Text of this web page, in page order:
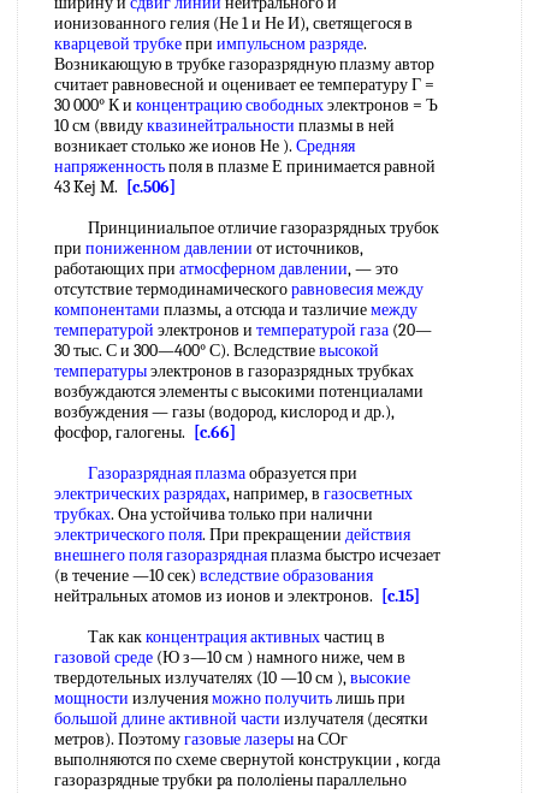
ионизованного гелия (Не 1 и Не И), светящегося в
кварцевой трубкепри импульсном разряде.
Возникающую в трубке газоразрядную плазму автор
считает равновесной и оценивает ее температуру Г =
30 000° К и концентрацию свободныхэлектронов = Ъ
10 см (ввидуквазинейтральности плазмы в ней
возникает столько же ионов Не ). Средняя
напряженностьполя в плазме Е принимается равной
43 Kej M.
[c.506]
Принциниальпое отличие газоразрядных трубок
при пониженном давлении от источников,
работающих при атмосферном давлении, — это
отсутствие термодинамическогоравновесия между
компонентами плазмы, а отсюда и тазличиемежду
температурой электронов и температурой газа (20—
30 тыс. С и 300—400° С). Вследствиевысокой
температурыэлектронов в газоразрядных трубках
возбуждаются элементы с высокими потенциалами
возбуждения — газы (водород, кислород и др.),
фосфор, галогены.
[c.66]
Газоразрядная плазмаобразуется при
электрических разрядах, например, в газосветных
трубках. Она устойчива только при налични
электрического поля. При прекращении действия
внешнегополя газоразряднаяплазма быстро исчезает
(в течение —10 сек) вследствие образования
нейтральных атомов из ионов и электронов.
[c.15]
Так какконцентрация активныхчастиц в
газовой среде (Ю з—10 см ) намного ниже, чем в
твердотельных излучателях (10 —10 см ),высокие
мощности излученияможно получитьлишь при
большой длинеактивной части излучателя (десятки
метров). Поэтомугазовые лазерына СОг
выполняются по схеме свернутой конструкции , когда
газоразрядные трубки pa пoлoлieны параллельно